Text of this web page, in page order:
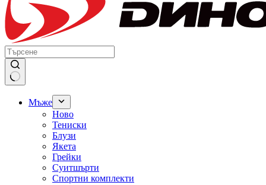
Мъже
Ново
Тениски
Блузи
Якета
Грейки
Суитшърти
Спортни комплекти